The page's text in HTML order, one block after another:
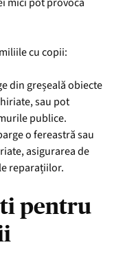
cu copii:
din greșeală obiecte
sau pot
publice.
o fereastră sau
asigurarea de
reparațiilor.
pentru